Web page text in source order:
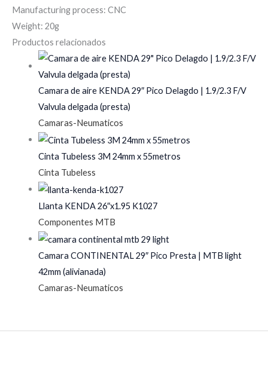
Manufacturing process: CNC
Weight: 20g
Productos relacionados
Camara de aire KENDA 29″ Pico Delagdo | 1.9/2.3 F/V
Valvula delgada (presta)
Camaras-Neumaticos
Cinta Tubeless 3M 24mm x 55metros
Cinta Tubeless
Llanta KENDA 26″x1.95 K1027
Componentes MTB
Camara CONTINENTAL 29″ Pico Presta | MTB light
42mm (alivianada)
Camaras-Neumaticos